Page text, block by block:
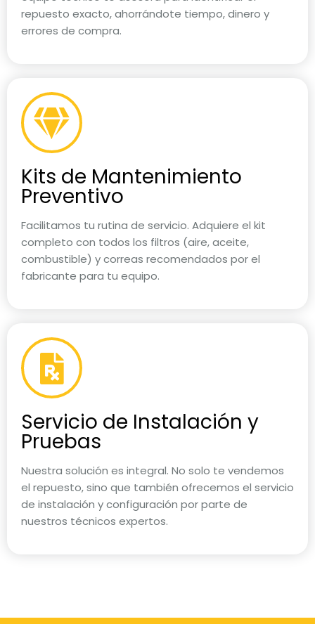
repuesto exacto, ahorrándote tiempo, dinero y
errores de compra.
Kits de Mantenimiento
Preventivo
Facilitamos tu rutina de servicio. Adquiere el kit
completo con todos los filtros (aire, aceite,
combustible) y correas recomendados por el
fabricante para tu equipo.
Servicio de Instalación y
Pruebas
Nuestra solución es integral. No solo te vendemos
el repuesto, sino que también ofrecemos el servicio
de instalación y configuración por parte de
nuestros técnicos expertos.